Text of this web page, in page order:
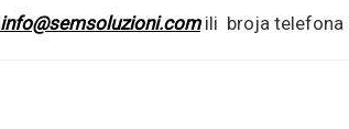
info@semsoluzioni.comili broja telefona